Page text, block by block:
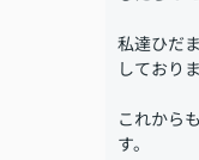
私達ひだ
しておりま
これから
す。